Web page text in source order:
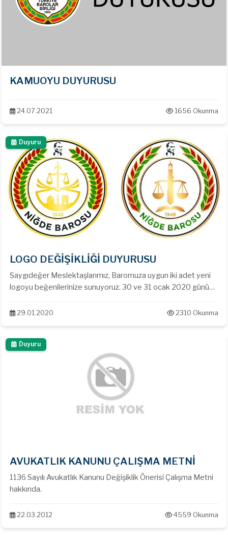
KAMUOYU DUYURUSU
24.07.2021 1656 Okunma
Duyuru
LOGO DEĞİŞİKLİĞİ DUYURUSU
Saygıdeğer Meslektaşlarımız, Baromuza uygun iki adet yeni
logoyu beğenilerinize sunuyoruz. 30 ve 31 ocak 2020 günü
Katılımlarınız önemle rica olunur.
29.01.2020 2310 Okunma
Duyuru
AVUKATLIK KANUNU ÇALIŞMA METNİ
1136 Sayılı Avukatlık Kanunu Değişiklik Önerisi Çalışma Metni
hakkında.
22.03.2012 4559 Okunma